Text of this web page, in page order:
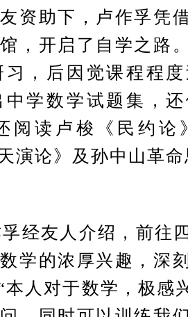
资助下，卢作孚凭
，开启了自学之路
，后因觉课程程
学数学试题集，
阅读卢梭《民约论
演论》及孙中山革命
友人介绍，前往四
学的浓厚兴趣，深
人对于数学，极感